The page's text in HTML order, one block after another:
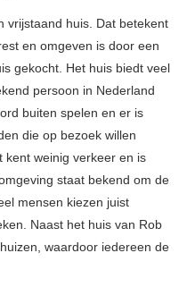
vrijstaand huis. Dat betekent
en omgeven is door een
gekocht. Het huis biedt veel
persoon in Nederland
buiten spelen en er is
die op bezoek willen
kent weinig verkeer en is
staat bekend om de
mensen kiezen juist
Naast het huis van Rob
waardoor iedereen de